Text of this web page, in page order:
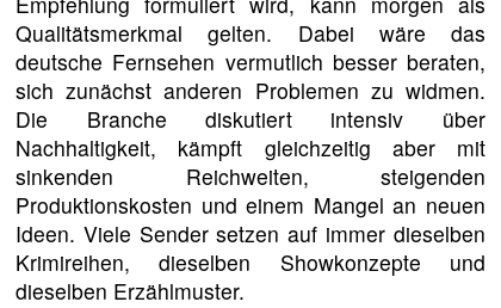
Qualitätsmerkmal gelten. Dabei wäre das
deutsche Fernsehen vermutlich besser beraten,
sich zunächst anderen Problemen zu widmen.
Die Branche diskutiert intensiv über
Nachhaltigkeit, kämpft gleichzeitig aber mit
sinkenden Reichweiten, steigenden
Produktionskosten und einem Mangel an neuen
Ideen. Viele Sender setzen auf immer dieselben
Krimireihen, dieselben Showkonzepte und
dieselben Erzählmuster.